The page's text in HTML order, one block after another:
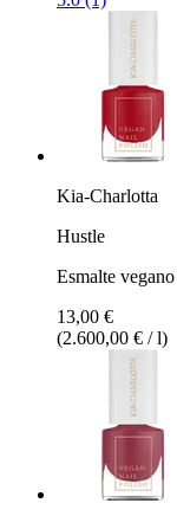
Kia-Charlotta
Hustle
Esmalte
13,00 €
(2.600,00 € / l)